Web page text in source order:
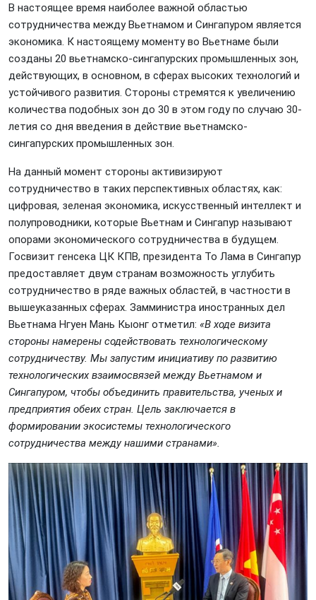
В настоящее время наиболее важной областью
сотрудничества между Вьетнамом и Сингапуром является
экономика. К настоящему моменту во Вьетнаме были
созданы 20 вьетнамско-сингапурских промышленных зон,
действующих, в основном, в сферах высоких технологий и
устойчивого развития. Стороны стремятся к увеличению
количества подобных зон до 30 в этом году по случаю 30-
летия со дня введения в действие вьетнамско-
сингапурских промышленных зон.
На данный момент стороны активизируют
сотрудничество в таких перспективных областях, как:
цифровая, зеленая экономика, искусственный интеллект и
полупроводники, которые Вьетнам и Сингапур называют
опорами экономического сотрудничества в будущем.
Госвизит генсека ЦК КПВ, президента То Лама в Сингапур
предоставляет двум странам возможность углубить
сотрудничество в ряде важных областей, в частности в
вышеуказанных сферах. Замминистра иностранных дел
Вьетнама Нгуен Мань Кыонг отметил: «В ходе визита
стороны намерены содействовать технологическому
сотрудничеству. Мы запустим инициативу по развитию
технологических взаимосвязей между Вьетнамом и
Сингапуром, чтобы объединить правительства, ученых и
предприятия обеих стран. Цель заключается в
формировании экосистемы технологического
сотрудничества между нашими странами».